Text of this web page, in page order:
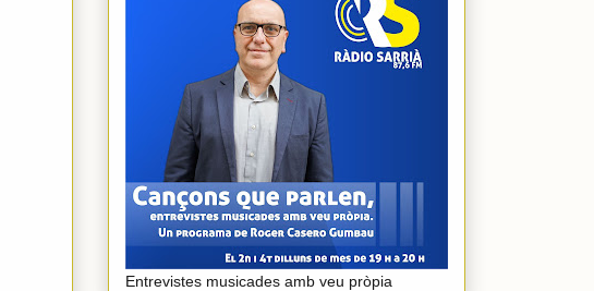
Entrevistes musicades amb veu pròpia